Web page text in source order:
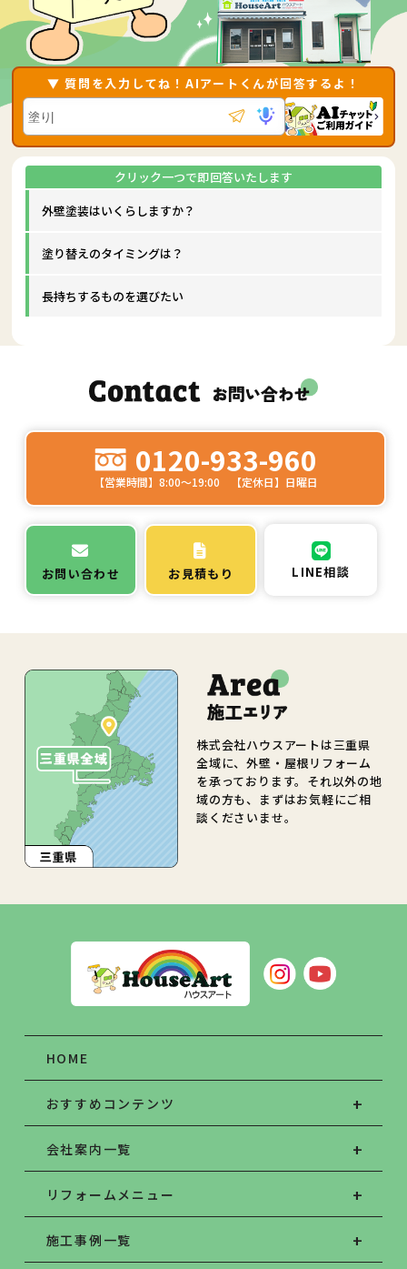
▼ 質問を入力してね！AIアートくんが回答するよ！
外壁塗装はいくらしますか？
塗り替えのタイミングは？
長持ちするものを選びたい
0120-933-960
【営業時間】8:00～19:00 【定休日】日曜日
お問い合わせ お見積もり LINE相談
株式会社ハウスアートは三重県
全域に、外壁・屋根リフォーム
を承っております。それ以外の地
域の方も、まずはお気軽にご相
談くださいませ。
HOME
おすすめコンテンツ
会社案内一覧
リフォームメニュー
施工事例一覧